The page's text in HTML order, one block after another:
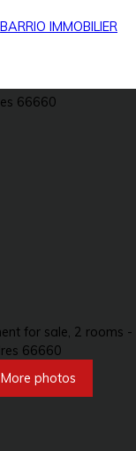
More photos